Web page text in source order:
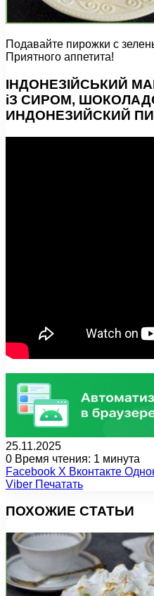
Подавайте пирожки с
Приятного аппетита!
ІНДОНЕЗІЙСЬКИЙ
іЗ СИРОМ,
ИНДОНЕЗИЙСКИЙ
25.11.2025
0 Время чтения: 1 минута
Facebook X Вконтакте
Viber Печатать
ПОХОЖИЕ СТАТЬИ